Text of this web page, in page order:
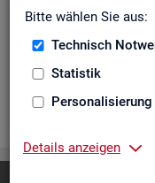
Bitte wählen Sie aus:
Technisch
Statistik
Personalisierung
Details anzeigen
Die Ta­bel­len
über Be­stand,
Be­trie­be /